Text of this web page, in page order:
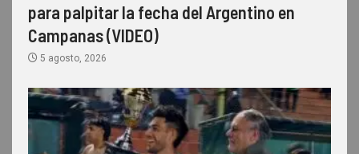
para palpitar la fecha del Argentino en
Campanas (VIDEO)
5 agosto, 2026